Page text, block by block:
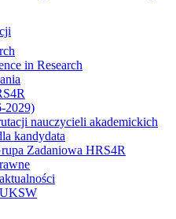
in Research
2029)
nauczycieli akademickich
kandydata
Zadaniowa HRS4R